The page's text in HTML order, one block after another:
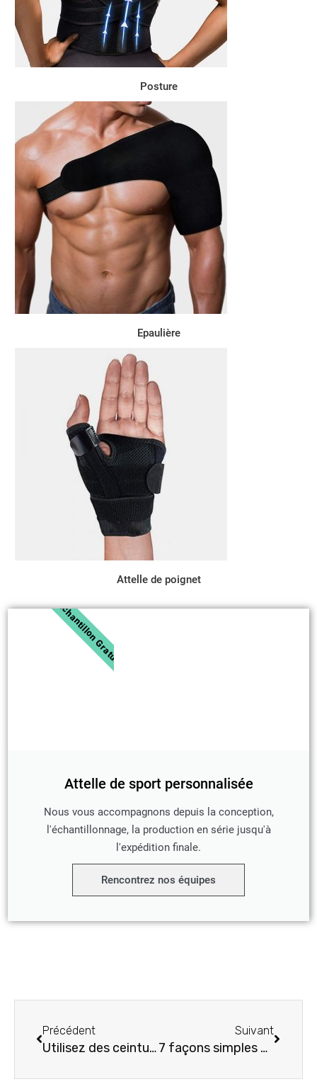
Posture
Epaulière
Attelle de poignet
Attelle de sport personnalisée
Nous vous accompagnons depuis la conception,
l'échantillonnage, la production en série jusqu'à
l'expédition finale.
Rencontrez nos équipes
Échantillon Gratuit
Précédent
Utilisez des ceintures et des gaines pour perdre du poids jusqu'à 4XL
Suivant
7 façons simples d'accélérer le traitement de la tendinite rotulienne